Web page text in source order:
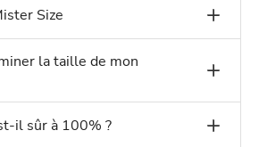
Size
la taille de mon
il sûr à 100% ?